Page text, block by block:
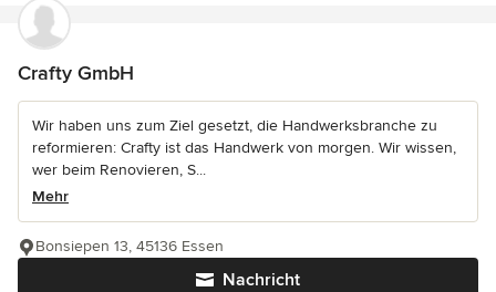
Crafty GmbH
Wir haben uns zum Ziel gesetzt, die Handwerksbranche zu
reformieren: Crafty ist das Handwerk von morgen. Wir wissen,
wer beim Renovieren, S...
Mehr
Nachricht
Bonsiepen 13, 45136 Essen